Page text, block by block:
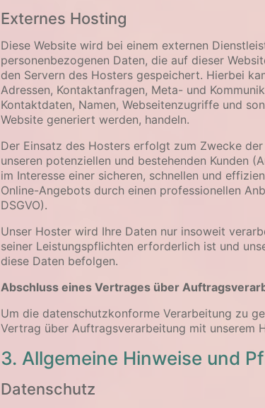
Externes Hosting
Diese Website wird bei einem externen
personenbezogenen Daten, die auf dieser
den Servern des Hosters gespeichert. Hierbei
Adressen, Kontaktanfragen, Meta- und
Kontaktdaten, Namen, Webseitenzugriffe und
Website generiert werden, handeln.
Der Einsatz des Hosters erfolgt zum Zwecke
unseren potenziellen und bestehenden Kunden
im Interesse einer sicheren, schnellen und
Online-Angebots durch einen professionellen
DSGVO).
Unser Hoster wird Ihre Daten nur insoweit
seiner Leistungspflichten erforderlich ist und
diese Daten befolgen.
Abschluss eines Vertrages über
Um die datenschutzkonforme Verarbeitung zu
Vertrag über Auftragsverarbeitung mit unserem
3. Allgemeine Hinweise und
Datenschutz